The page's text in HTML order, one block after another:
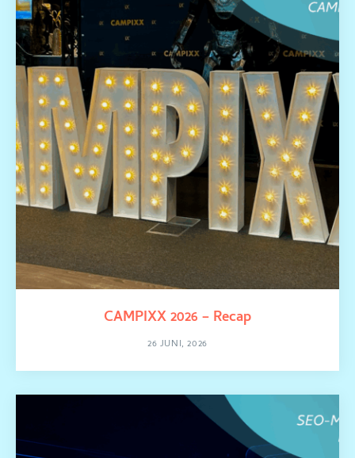
CAMPIXX 2026 – Recap
26 JUNI, 2026